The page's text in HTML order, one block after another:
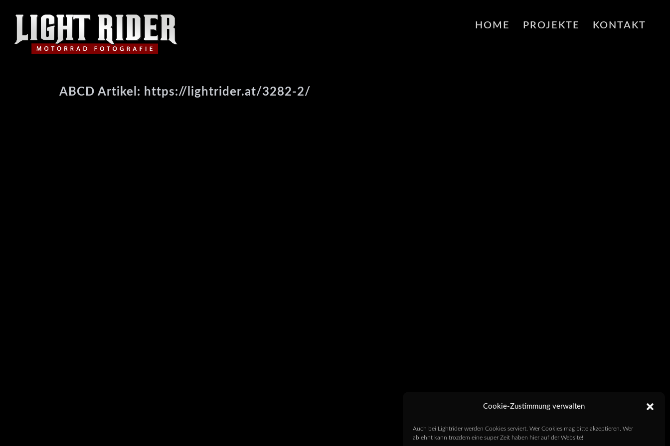
Cookie-Zustimmung verwalten
Auch bei Lightrider werden Cookies serviert. Wer Cookies mag bitte akzeptieren. Wer
ablehnt kann trozdem eine super Zeit haben hier auf der Website!
HOME PROJEKTE KONTAKT
ABCD Artikel: https://lightrider.at/3282-2/